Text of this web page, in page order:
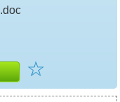
.doc
☆